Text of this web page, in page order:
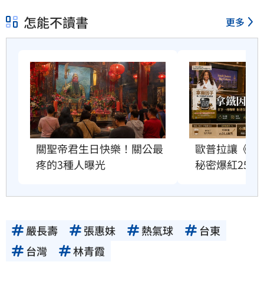
怎能不讀書 更多
關聖帝君生日快樂！關公最
疼的3種人曝光
歐普拉讓《拿
秘密爆紅25年
嚴長壽 張惠妹 熱氣球
台東
台灣
林青霞